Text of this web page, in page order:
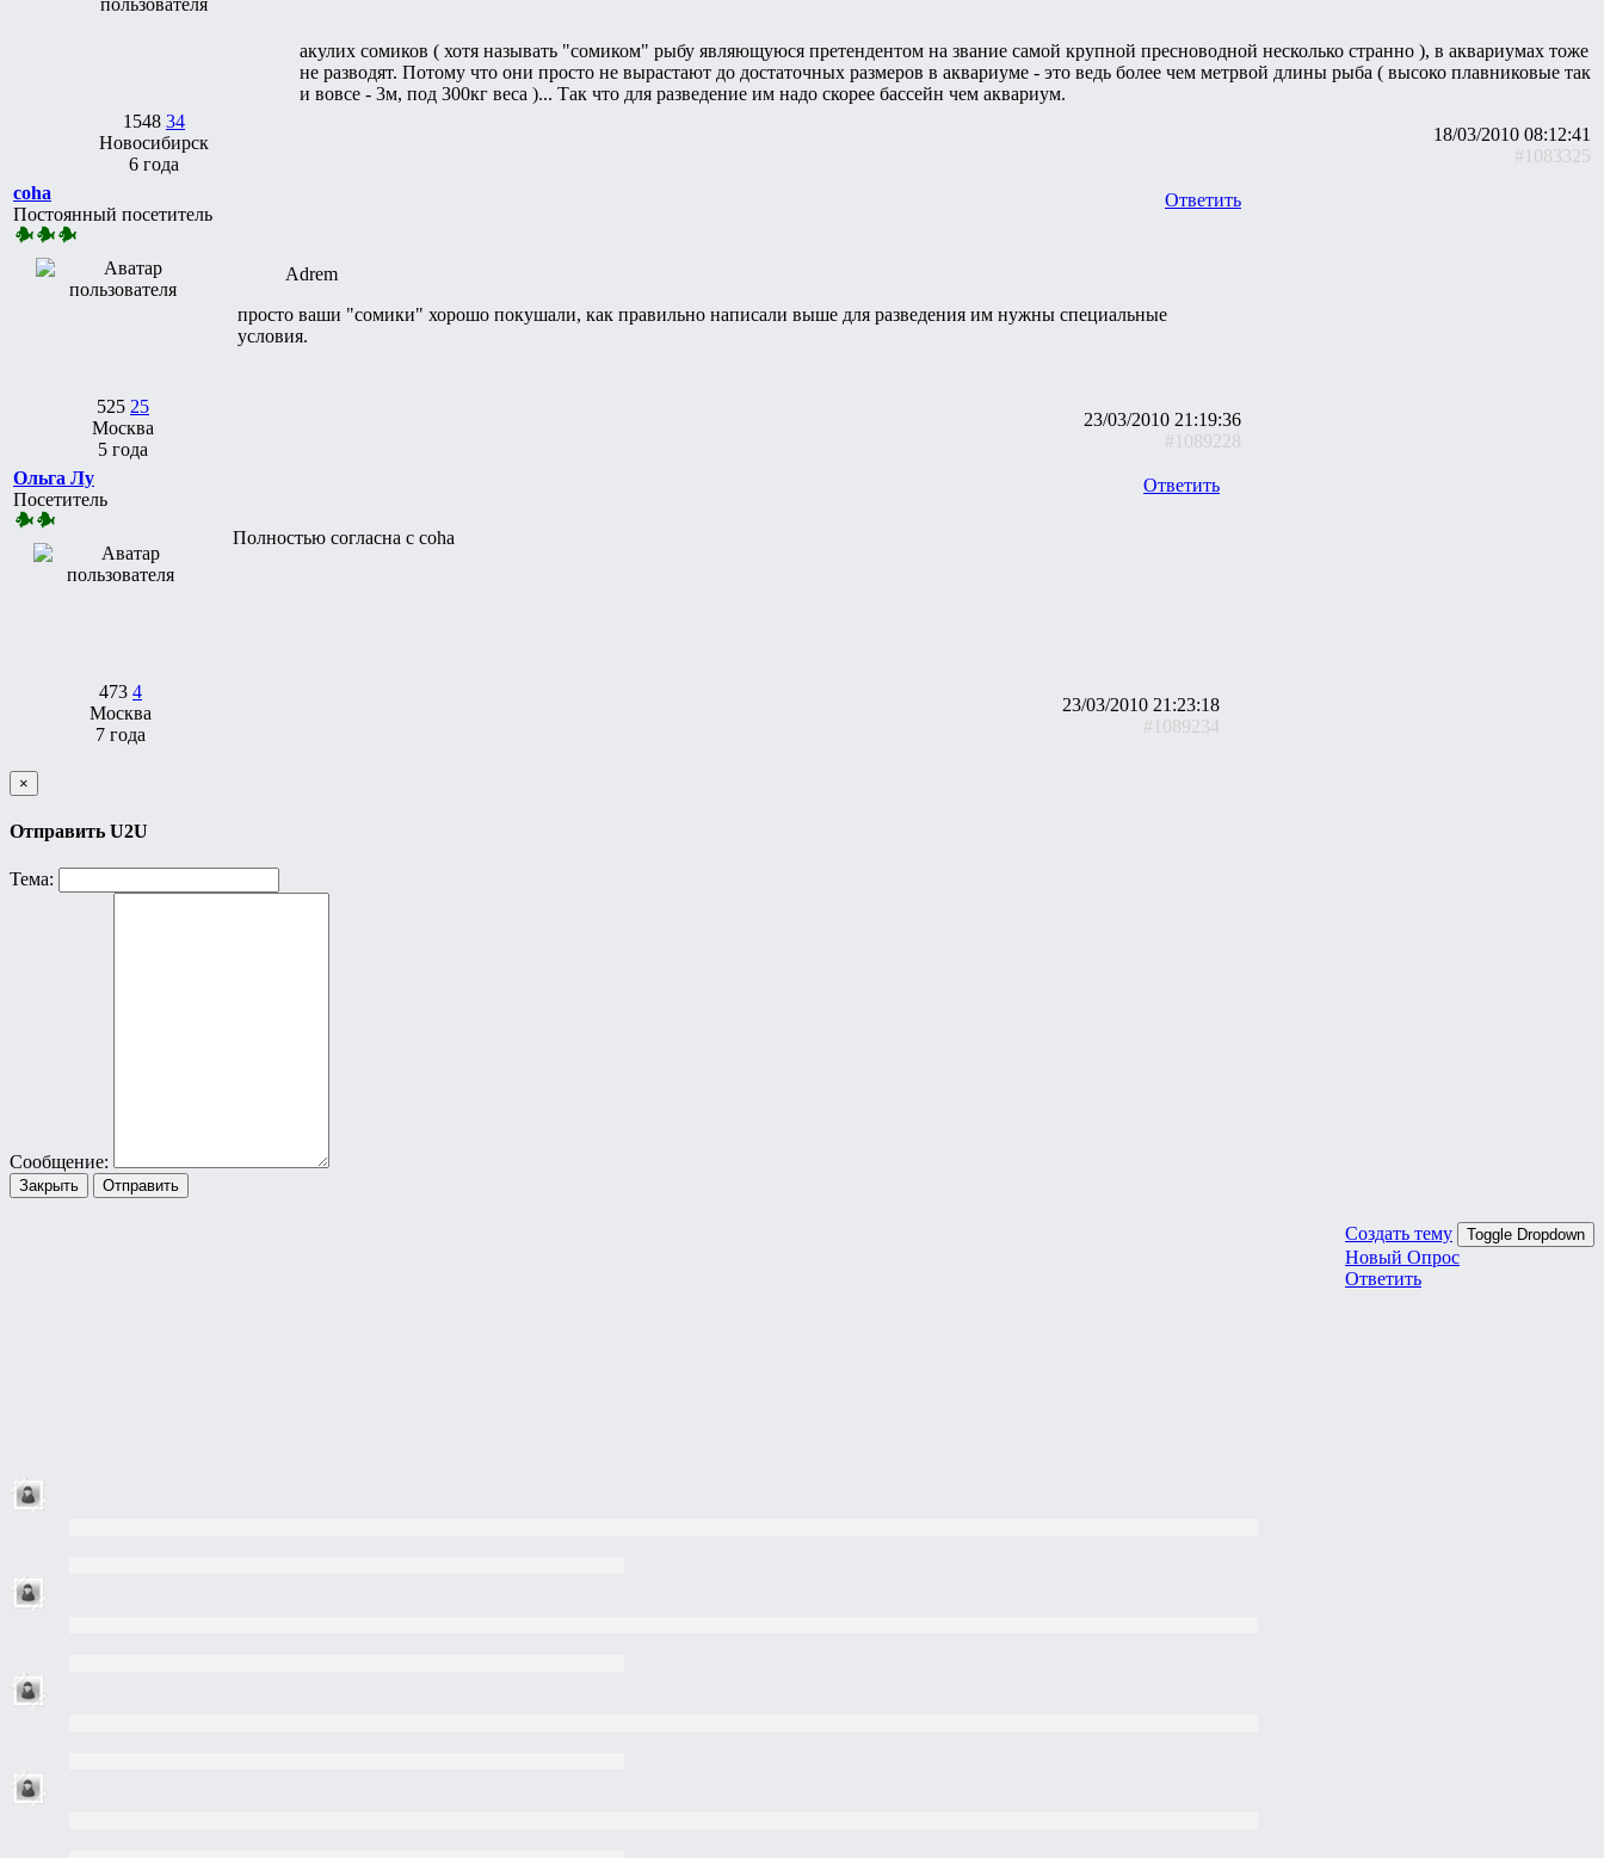
1548 34
Новосибирск
6 года
акулих сомиков ( хотя называть "сомиком" рыбу являющуюся претендентом на звание самой крупной пресноводной несколько странно ), в аквариумах тоже
не разводят. Потому что они просто не вырастают до достаточных размеров в аквариуме - это ведь более чем метрвой длины рыба ( высоко плавниковые так
и вовсе - 3м, под 300кг веса )... Так что для разведение им надо скорее бассейн чем аквариум.
18/03/2010 08:12:41
#1083325
coha
Постоянный посетитель
525 25
Москва
5 года
Ответить
Adrem
просто ваши "сомики" хорошо покушали, как правильно написали выше для разведения им нужны специальные
условия.
23/03/2010 21:19:36
#1089228
Ольга Лу
Посетитель
473 4
Москва
7 года
Ответить
Полностью согласна с coha
23/03/2010 21:23:18
#1089234
×
Отправить U2U
Тема:
Сообщение:
Закрыть Отправить
Создать тему Toggle Dropdown
Новый Опрос
Ответить